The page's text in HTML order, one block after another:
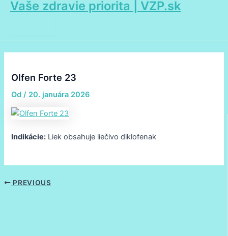
Preskočiť
Vaše zdravie priorita | VZP.sk
Main
Menu
Olfen Forte 23
Od / 20. januára 2026
Indikácie: Liek obsahuje liečivo diklofenak
Post
PREVIOUS